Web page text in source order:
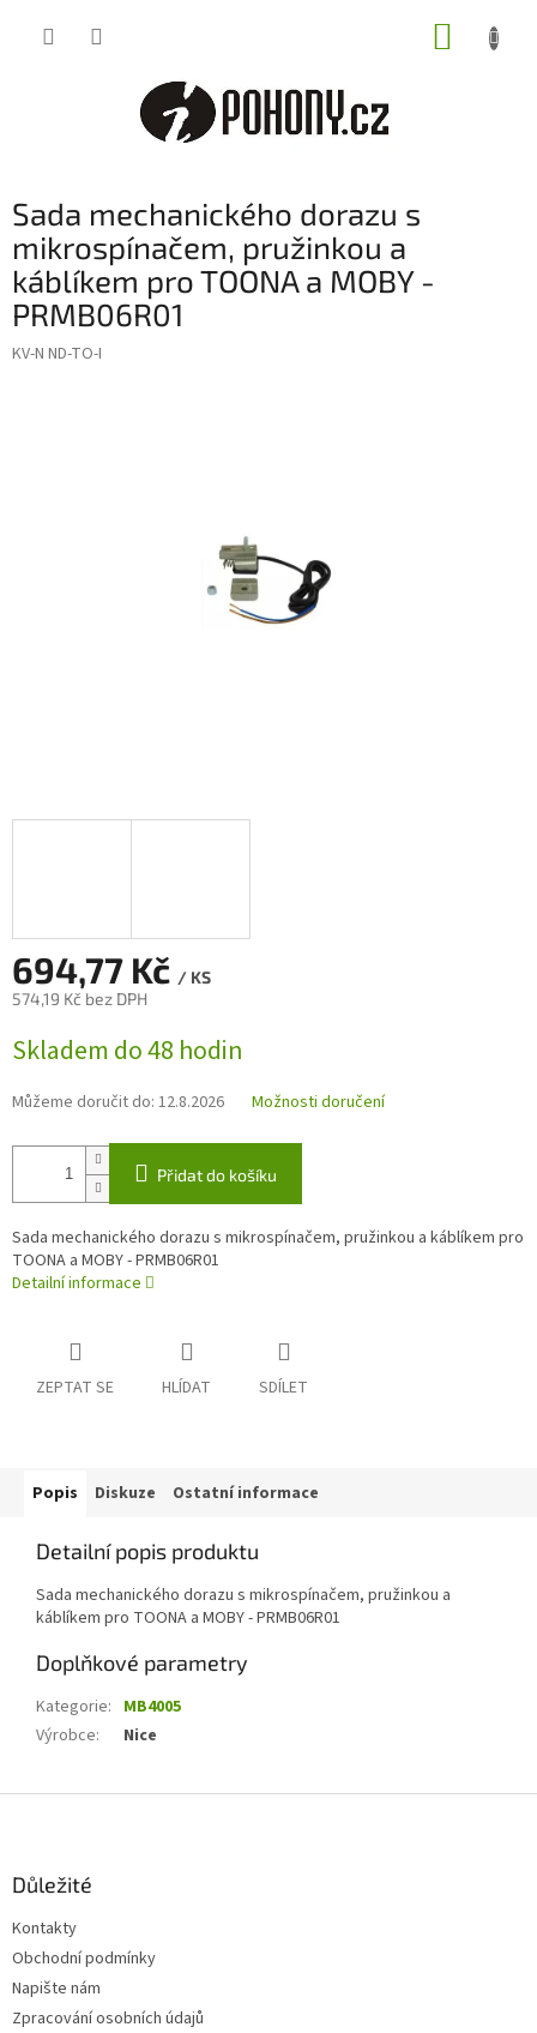
Sada mechanického dorazu s
mikrospínačem, pružinkou a
káblíkem pro TOONA a MOBY -
PRMB06R01
KV-N ND-TO-I
694,77 Kč / KS
574,19 Kč bez DPH
cena:
Skladem do 48 hodin
Můžeme doručit do: 12.8.2026 Možnosti doručení
Přidat do košíku
Sada mechanického dorazu s mikrospínačem, pružinkou a káblíkem pro
TOONA a MOBY - PRMB06R01
Detailní informace
ZEPTAT SE HLÍDAT SDÍLET
Popis Diskuze Ostatní informace
Detailní popis produktu
Sada mechanického dorazu s mikrospínačem, pružinkou a
káblíkem pro TOONA a MOBY - PRMB06R01
Doplňkové parametry
Kategorie: MB4005
Výrobce: Nice
Důležité
Kontakty
Obchodní podmínky
Napište nám
Zpracování osobních údajů